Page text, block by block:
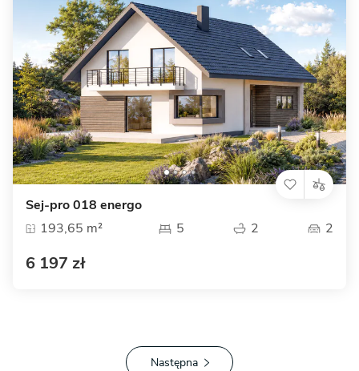
Sej-pro 018 energo
193,65 m²
5 2 2
6 197 zł
Następna